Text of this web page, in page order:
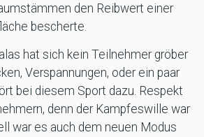
den Reibwert einer
bescherte.
hat sich kein Teilnehmer gröber
Verspannungen, oder ein paar
bei diesem Sport dazu. Respekt
denn der Kampfeswille war
war es auch dem neuen Modus